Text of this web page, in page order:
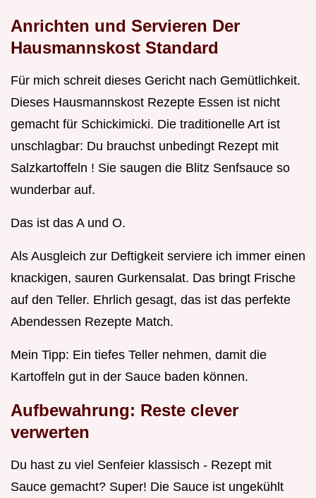
Anrichten und Servieren Der
Hausmannskost Standard
Für mich schreit dieses Gericht nach Gemütlichkeit.
Dieses Hausmannskost Rezepte Essen ist nicht
gemacht für Schickimicki. Die traditionelle Art ist
unschlagbar: Du brauchst unbedingt Rezept mit
Salzkartoffeln ! Sie saugen die Blitz Senfsauce so
wunderbar auf.
Das ist das A und O.
Als Ausgleich zur Deftigkeit serviere ich immer einen
knackigen, sauren Gurkensalat. Das bringt Frische
auf den Teller. Ehrlich gesagt, das ist das perfekte
Abendessen Rezepte Match.
Mein Tipp: Ein tiefes Teller nehmen, damit die
Kartoffeln gut in der Sauce baden können.
Aufbewahrung: Reste clever
verwerten
Du hast zu viel Senfeier klassisch - Rezept mit
Sauce gemacht? Super! Die Sauce ist ungekühlt